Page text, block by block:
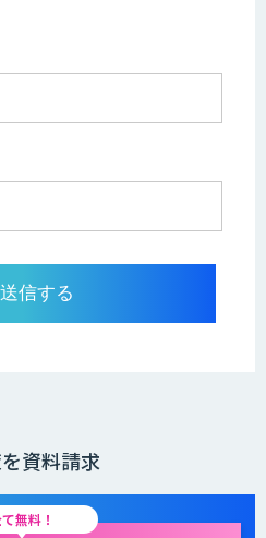
資料請求
無料！